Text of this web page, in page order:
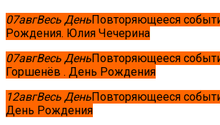
07авгВесь ДеньПовторяющееся
Рождения. Юлия Чечерина
07авгВесь ДеньПовторяющееся
Горшенёв . День Рождения
12авгВесь ДеньПовторяющееся
День Рождения